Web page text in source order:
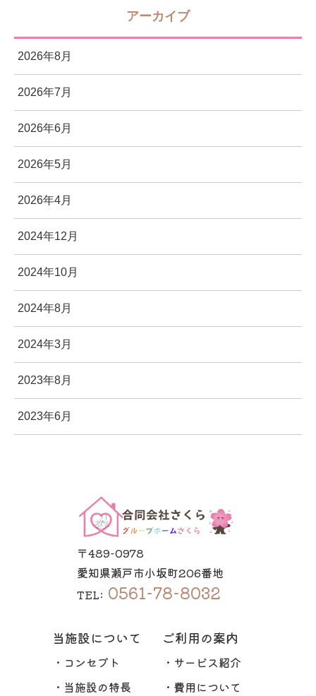
アーカイブ
2026年8月
2026年7月
2026年6月
2026年5月
2026年4月
2024年12月
2024年10月
2024年8月
2024年3月
2023年8月
2023年6月
〒489-0978
愛知県瀬戸市小坂町206番地
TEL: 0561-78-8032
当施設について
・コンセプト
・当施設の特長
ご利用の案内
・サービス紹介
・費用について